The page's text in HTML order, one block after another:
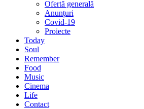
Ofertă generală
Anunțuri
Covid-19
Proiecte
Today
Soul
Remember
Food
Music
Cinema
Life
Contact